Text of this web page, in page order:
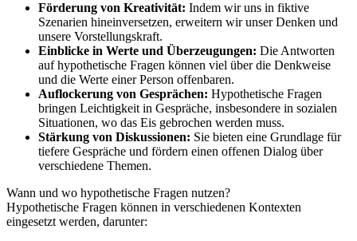
Förderung von Kreativität: Indem wir uns in fiktive
Szenarien hineinversetzen, erweitern wir unser Denken und
unsere Vorstellungskraft.
Einblicke in Werte und Überzeugungen: Die Antworten
auf hypothetische Fragen können viel über die Denkweise
und die Werte einer Person offenbaren.
Auflockerung von Gesprächen: Hypothetische Fragen
bringen Leichtigkeit in Gespräche, insbesondere in sozialen
Situationen, wo das Eis gebrochen werden muss.
Stärkung von Diskussionen: Sie bieten eine Grundlage für
tiefere Gespräche und fördern einen offenen Dialog über
verschiedene Themen.
Wann und wo hypothetische Fragen nutzen?
Hypothetische Fragen können in verschiedenen Kontexten
eingesetzt werden, darunter: